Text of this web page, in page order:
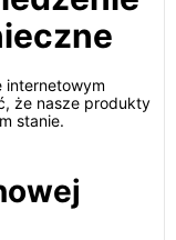
internetowym
że nasze produkty
stanie.